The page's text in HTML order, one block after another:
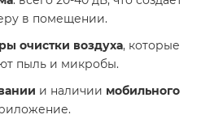
в помещении.
очистки воздуха, которые
пыль и микробы.
и наличии мобильного